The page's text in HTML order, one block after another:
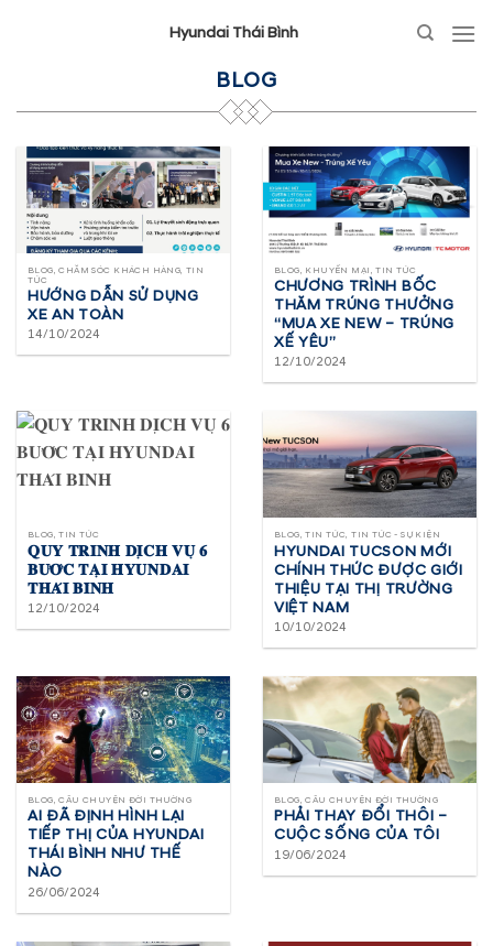
Hyundai Thái Bình
BLOG
BLOG, CHĂM SÓC KHÁCH HÀNG, TIN
TỨC
HƯỚNG DẪN SỬ DỤNG
XE AN TOÀN
14/10/2024
BLOG, KHUYẾN MẠI, TIN TỨC
CHƯƠNG TRÌNH BỐC
THĂM TRÚNG THƯỞNG
“MUA XE NEW – TRÚNG
XẾ YÊU”
12/10/2024
BLOG, TIN TỨC
𝐐𝐔𝐘 𝐓𝐑𝐈̀𝐍𝐇 𝐃𝐈̣𝐂𝐇 𝐕𝐔̣ 𝟔
𝐁𝐔̛𝐎̛́𝐂 𝐓𝐀̣𝐈 𝐇𝐘𝐔𝐍𝐃𝐀𝐈
𝐓𝐇𝐀́𝐈 𝐁𝐈̀𝐍𝐇
12/10/2024
BLOG, TIN TỨC, TIN TỨC - SỰ KIỆN
HYUNDAI TUCSON MỚI
CHÍNH THỨC ĐƯỢC GIỚI
THIỆU TẠI THỊ TRƯỜNG
VIỆT NAM
10/10/2024
BLOG, CÂU CHUYỆN ĐỜI THƯỜNG
AI ĐÃ ĐỊNH HÌNH LẠI
TIẾP THỊ CỦA HYUNDAI
THÁI BÌNH NHƯ THẾ
NÀO
26/06/2024
BLOG, CÂU CHUYỆN ĐỜI THƯỜNG
PHẢI THAY ĐỔI THÔI –
CUỘC SỐNG CỦA TÔI
19/06/2024